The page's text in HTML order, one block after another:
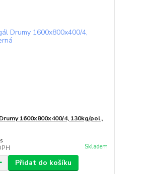
1600x800x400/4, 130kg/pol.,
Skladem
Přidat do košíku